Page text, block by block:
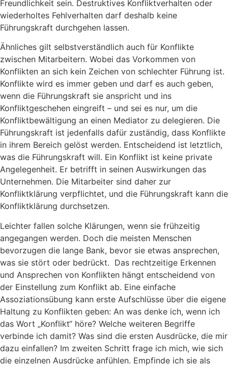
Freundlichkeit sein. Destruktives Konfliktverhalten oder
wiederholtes Fehlverhalten darf deshalb keine
Führungskraft durchgehen lassen.
Ähnliches gilt selbstverständlich auch für Konflikte
zwischen Mitarbeitern. Wobei das Vorkommen von
Konflikten an sich kein Zeichen von schlechter Führung ist.
Konflikte wird es immer geben und darf es auch geben,
wenn die Führungskraft sie anspricht und ins
Konfliktgeschehen eingreift – und sei es nur, um die
Konfliktbewältigung an einen Mediator zu delegieren. Die
Führungskraft ist jedenfalls dafür zuständig, dass Konflikte
in ihrem Bereich gelöst werden. Entscheidend ist letztlich,
was die Führungskraft will. Ein Konflikt ist keine private
Angelegenheit. Er betrifft in seinen Auswirkungen das
Unternehmen. Die Mitarbeiter sind daher zur
Konfliktklärung verpflichtet, und die Führungskraft kann die
Konfliktklärung durchsetzen.
Leichter fallen solche Klärungen, wenn sie frühzeitig
angegangen werden. Doch die meisten Menschen
bevorzugen die lange Bank, bevor sie etwas ansprechen,
was sie stört oder bedrückt. Das rechtzeitige Erkennen
und Ansprechen von Konflikten hängt entscheidend von
der Einstellung zum Konflikt ab. Eine einfache
Assoziationsübung kann erste Aufschlüsse über die eigene
Haltung zu Konflikten geben: An was denke ich, wenn ich
das Wort „Konflikt“ höre? Welche weiteren Begriffe
verbinde ich damit? Was sind die ersten Ausdrücke, die mir
dazu einfallen? Im zweiten Schritt frage ich mich, wie sich
die einzelnen Ausdrücke anfühlen. Empfinde ich sie als